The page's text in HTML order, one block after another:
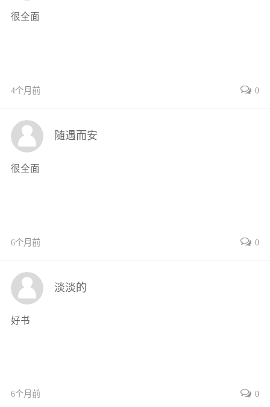
分析23
七、冲裁模刃口尺寸计算31
九、排样设计40
十、送料步距与条料宽度的计算43
十二、冲裁工艺设计46
任务三托板冲裁模设计59
任务描述59
基础知识59
二、冲裁模的分类59
六、工作零件的结构与设计75
很全面
4个月前 0
随遇而安
很全面
6个月前 0
淡淡的
好书
6个月前 0